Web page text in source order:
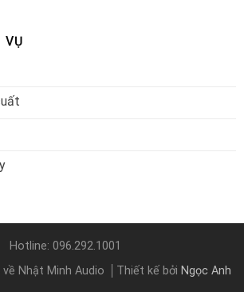
VỤ
Hotline: 096.292.1001
Nhật Minh Audio
Thiết kế bởi Ngọc Anh